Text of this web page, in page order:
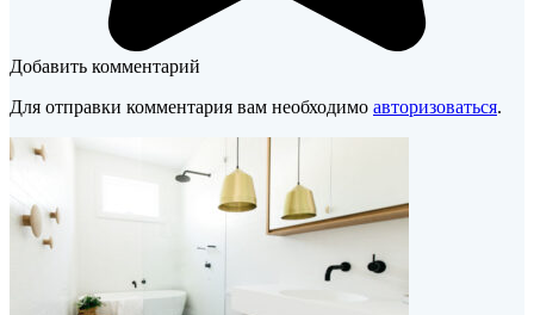
Добавить комментарий
Для отправки комментария вам необходимо авторизоваться.